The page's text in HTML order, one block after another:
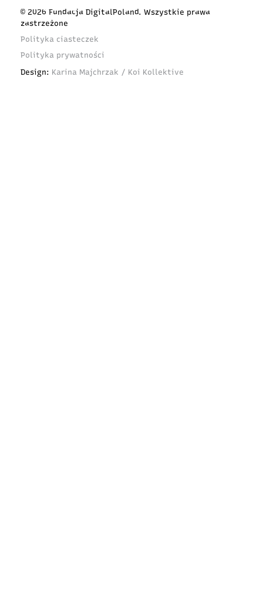
© 2026 Fundacja DigitalPoland. Wszystkie prawa
zastrzeżone
Polityka ciasteczek
Polityka prywatności
Design: Karina Majchrzak / Koi Kollektive